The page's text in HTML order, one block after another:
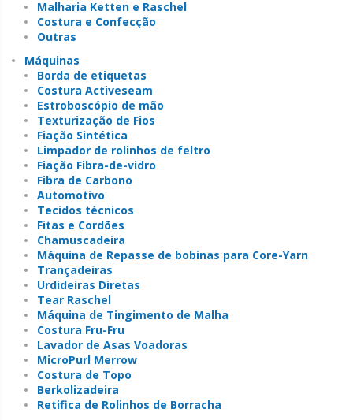
Malharia Ketten e Raschel
Costura e Confecção
Outras
Máquinas
Borda de etiquetas
Costura Activeseam
Estroboscópio de mão
Texturização de Fios
Fiação Sintética
Limpador de rolinhos de feltro
Fiação Fibra-de-vidro
Fibra de Carbono
Automotivo
Tecidos técnicos
Fitas e Cordões
Chamuscadeira
Máquina de Repasse de bobinas para Core-Yarn
Trançadeiras
Urdideiras Diretas
Tear Raschel
Máquina de Tingimento de Malha
Costura Fru-Fru
Lavador de Asas Voadoras
MicroPurl Merrow
Costura de Topo
Berkolizadeira
Retifica de Rolinhos de Borracha